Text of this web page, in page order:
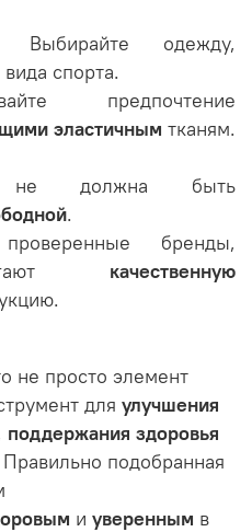
Выбирайте одежду,
спорта.
предпочтение
эластичным тканям.
должна быть
.
бренды,
качественную
не просто элемент
для улучшения
поддержания здоровья
Правильно подобранная
и уверенным в